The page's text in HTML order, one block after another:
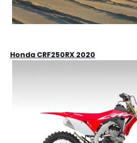
Honda CRF250RX 2020